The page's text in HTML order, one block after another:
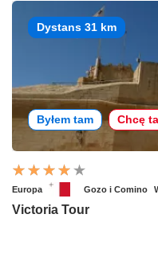
Dystans 31 km
Byłem tam Chcę
Europa Gozo i Comino
Victoria Tour